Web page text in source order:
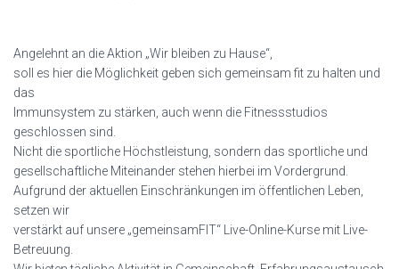
Angelehnt an die Aktion „Wir bleiben zu Hause“,
soll es hier die Möglichkeit geben sich gemeinsam fit zu halten und
das
Immunsystem zu stärken, auch wenn die Fitnessstudios
geschlossen sind.
Nicht die sportliche Höchstleistung, sondern das sportliche und
gesellschaftliche Miteinander stehen hierbei im Vordergrund.
Aufgrund der aktuellen Einschränkungen im öffentlichen Leben,
setzen wir
verstärkt auf unsere „gemeinsamFIT“ Live-Online-Kurse mit Live-
Betreuung.